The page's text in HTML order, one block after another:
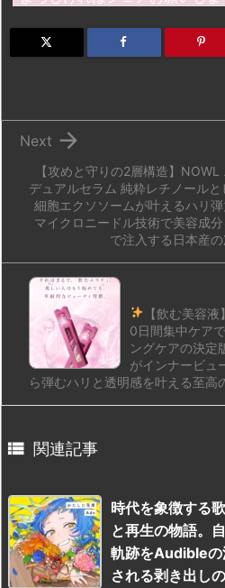
o
d
s
k
a
d
bl
r
【攻めと守りの2層構造】NOWL
デュアルセラム 純粋レチノールと
細胞エクソソームが叶えるハリ弾
マイクロニードル技術で美容成分
で注入する日本産

Next
【飲む美容
0日間集中ケア
ングケアの決定
がインナービュ
ら弾むハリと透明感を叶える至高
 関連記事
時代を象徴する
と再生の物語。
軌跡をAudibleの
される剥き出し